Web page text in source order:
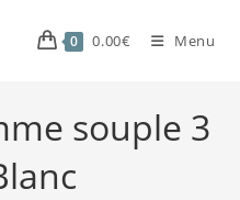
0 0.00€ Menu
souple 3